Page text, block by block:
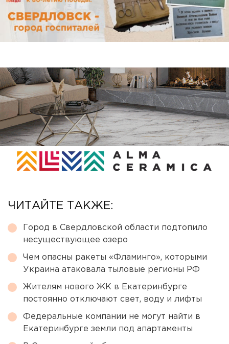
ЧИТАЙТЕ ТАКЖЕ:
Город в Свердловской области подтопило
несуществующее озеро
Чем опасны ракеты «Фламинго», которыми
Украина атаковала тыловые регионы РФ
Жителям нового ЖК в Екатеринбурге
постоянно отключают свет, воду и лифты
Федеральные компании не могут найти в
Екатеринбурге земли под апартаменты